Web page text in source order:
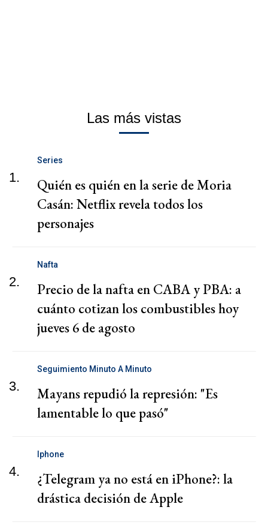
Las más vistas
1.
Series
Quién es quién en la serie de Moria
Casán: Netflix revela todos los
personajes
2.
Nafta
Precio de la nafta en CABA y PBA: a
cuánto cotizan los combustibles hoy
jueves 6 de agosto
3.
Seguimiento Minuto A Minuto
Mayans repudió la represión: "Es
lamentable lo que pasó"
4.
Iphone
¿Telegram ya no está en iPhone?: la
drástica decisión de Apple